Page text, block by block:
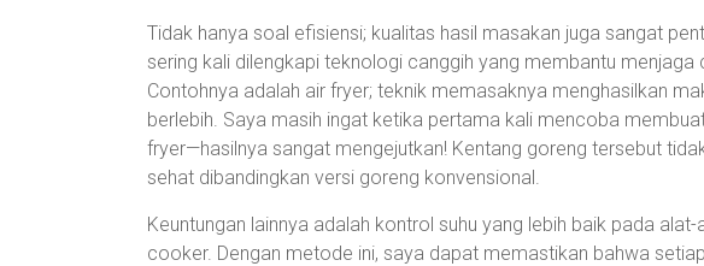
Tidak hanya soal efisiensi; kualitas hasil masakan juga sangat
sering kali dilengkapi teknologi canggih yang membantu menjaga
Contohnya adalah air fryer; teknik memasaknya menghasilkan
berlebih. Saya masih ingat ketika pertama kali mencoba
fryer—hasilnya sangat mengejutkan! Kentang goreng tersebut
sehat dibandingkan versi goreng konvensional.
Keuntungan lainnya adalah kontrol suhu yang lebih baik pada
cooker. Dengan metode ini, saya dapat memastikan bahwa